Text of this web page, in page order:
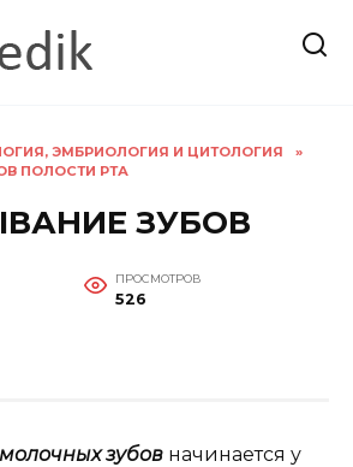
ЭМБРИОЛОГИЯ И ЦИТОЛОГИЯ
»
ПОЛОСТИ РТА
ЗУБОВ
ПРОСМОТРОВ
526
зубов начинается у